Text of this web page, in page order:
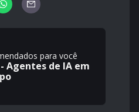
para você
- Agentes de IA em